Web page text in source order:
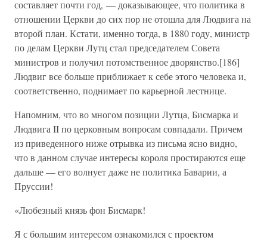
составляет почти год, — доказывающее, что политика в
отношении Церкви до сих пор не отошла для Людвига на
второй план. Кстати, именно тогда, в 1880 году, министр
по делам Церкви Лутц стал председателем Совета
министров и получил потомственное дворянство.[186]
Людвиг все больше приближает к себе этого человека и,
соответственно, поднимает по карьерной лестнице.
Напомним, что во многом позиции Лутца, Бисмарка и
Людвига II по церковным вопросам совпадали. Причем
из приведенного ниже отрывка из письма ясно видно,
что в данном случае интересы короля простираются еще
дальше — его волнует даже не политика Баварии, а
Пруссии!
«Любезный князь фон Бисмарк!
Я с большим интересом ознакомился с проектом